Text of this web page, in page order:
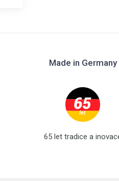
Made in Germany
65 let tradice a